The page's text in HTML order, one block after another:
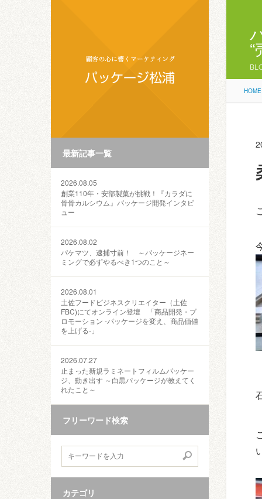
最新記事一覧
2026.08.05
創業110年・安部製菓が挑戦！『カラダに
骨骨カルシウム』パッケージ開発インタビ
ュー
2026.08.02
パケマツ、逮捕寸前！ ～パッケージネー
ミングで必ずやるべき1つのこと～
2026.08.01
土佐フードビジネスクリエイター（土佐
FBC)にてオンライン登壇 「商品開発・プ
ロモーション ‐パッケージを変え、商品価値
を上げる‐」
2026.07.27
止まった新規ラミネートフィルムパッケー
ジ、動き出す ～白黒パッケージが教えてく
れたこと～
フリーワード検索
カテゴリ
HOME